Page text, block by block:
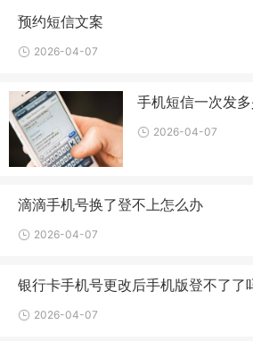
预约短信文案
2026-04-07
手机短信一次发
2026-04-07
滴滴手机号换了登不上怎么办
2026-04-07
银行卡手机号更改后手机版登不了了
2026-04-07